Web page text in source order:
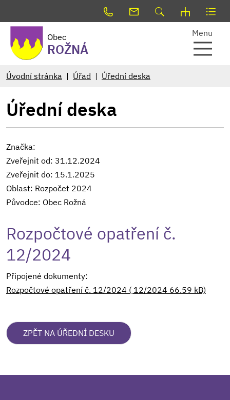
Obec
ROŽNÁ
Menu
Úvodní stránka Úřad Úřední deska
Úřední deska
Značka:
Zveřejnit od: 31.12.2024
Zveřejnit do: 15.1.2025
Oblast: Rozpočet 2024
Původce: Obec Rožná
Rozpočtové opatření č.
12/2024
Připojené dokumenty:
Rozpočtové opatření č. 12/2024 ( 12/2024 66.59 kB)
ZPĚT NA ÚŘEDNÍ DESKU